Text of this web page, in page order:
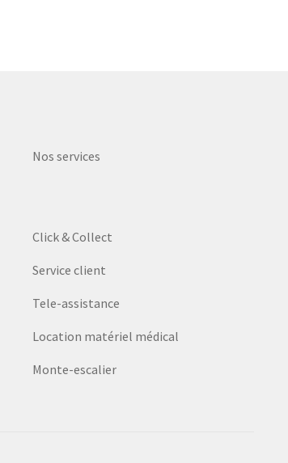
Nos services
Click & Collect
Service client
Tele-assistance
Location matériel médical
Monte-escalier